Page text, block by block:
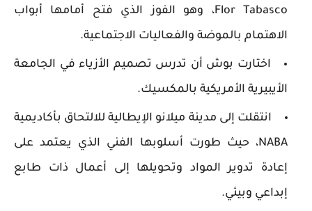
Flor Tabasco، وهو الفوز الذي فتح أمامها أبواب
الاهتمام بالموضة والفعاليات الاجتماعية.
اختارت بوش أن تدرس تصميم الأزياء في الجامعة
الأيبيرية الأمريكية بالمكسيك.
انتقلت إلى مدينة ميلانو الإيطالية للالتحاق بأكاديمية
NABA، حيث طورت أسلوبها الفني الذي يعتمد على
إعادة تدوير المواد وتحويلها إلى أعمال ذات طابع
إبداعي وبيئي.